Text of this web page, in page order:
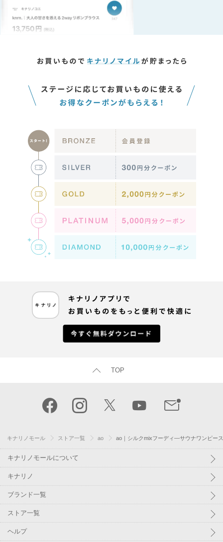
TOP
キナリノモール ストア一覧 ao ao｜シルクmixフーディ―サウナワンピース
キナリノモールについて
キナリノ
ブランド一覧
ストア一覧
ヘルプ